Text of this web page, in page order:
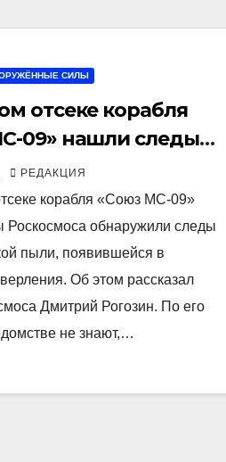
СИЛЫ
отсеке корабля
09» нашли следы
РЕДАКЦИЯ
корабля «Союз МС-09»
Роскосмоса обнаружили следы
пыли, появившейся в
Об этом рассказал
Дмитрий Рогозин. По его
не знают,…